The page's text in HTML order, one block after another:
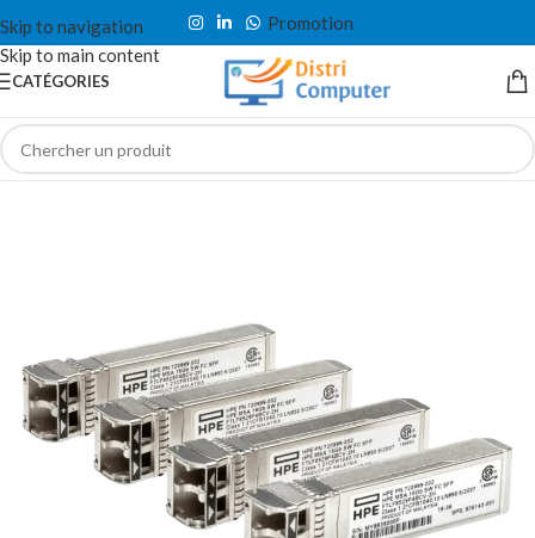
Skip to navigation
Skip to main content
Promotion
CATÉGORIES